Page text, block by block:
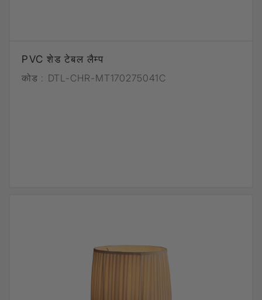
PVC शेड टेबल लैम्प
कोड : DTL-CHR-MT170275041C